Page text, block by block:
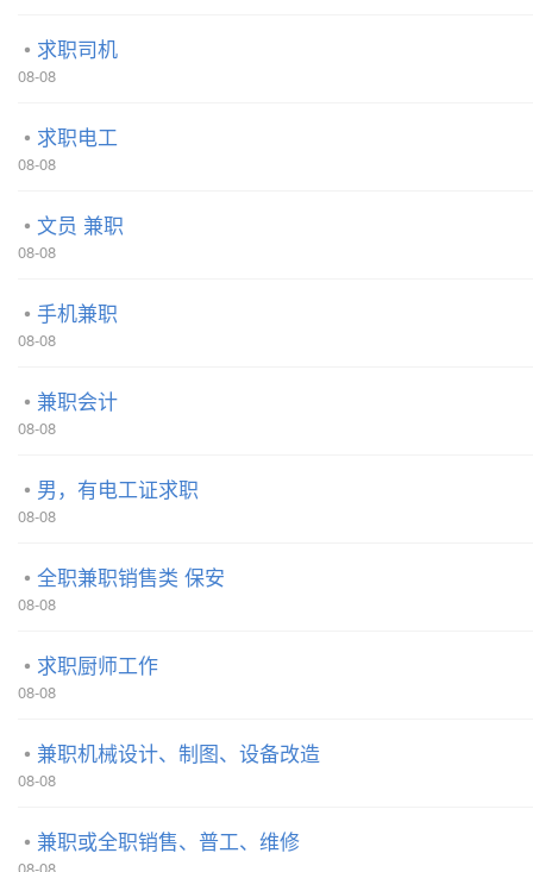
求职司机
08-08
求职电工
08-08
文员 兼职
08-08
手机兼职
08-08
兼职会计
08-08
男，有电工证求职
08-08
全职兼职销售类 保安
08-08
求职厨师工作
08-08
兼职机械设计、制图、设备改造
08-08
兼职或全职销售、普工、维修